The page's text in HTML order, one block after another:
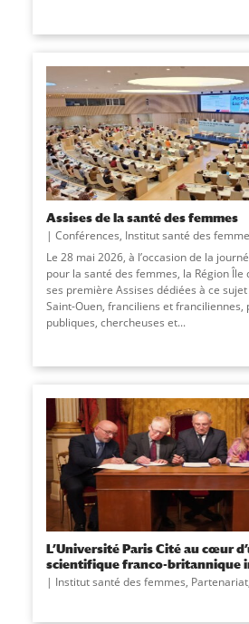
Assises de la santé des femmes
Conférences, Institut santé des
Le 28 mai 2026, à l’occasion de la
pour la santé des femmes, la Région Île
ses première Assises dédiées à ce
Saint-Ouen, franciliens et franciliennes,
publiques, chercheuses et...
L’Université Paris Cité au cœur
scientifique franco-britannique
Institut santé des femmes, Partenariat,